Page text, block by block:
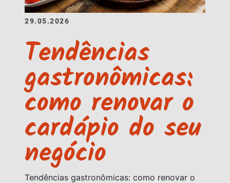
29.05.2026
Tendências
gastronômicas:
como renovar o
cardápio do seu
negócio
Tendências gastronômicas: como renovar o